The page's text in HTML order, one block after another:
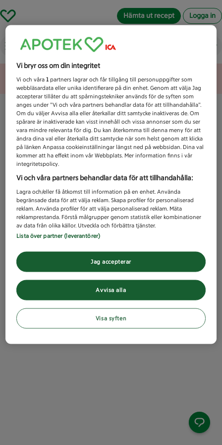
Hämta ut recept Logga in
Vad letar du efter idag?
Unknown error
Vi bryr oss om din integritet
Vi och våra1 partners lagrar och får tillgång till personuppgifter som
webbläsardata eller unika identifierare på din enhet. Genom att välja Jag
accepterar tillåter du att spårningstekniker används för de syften som
anges under ”Vi och våra partners behandlar data för att tillhandahålla”.
Om du väljer Avvisa alla eller återkallar ditt samtycke inaktiveras de. Om
spårare är inaktiverade kan visst innehåll och vissa annonser som du ser
vara mindre relevanta för dig. Du kan återkomma till denna meny för att
ändra dina val eller återkalla ditt samtycke när som helst genom att klicka
på länken Anpassa cookieinställningar längst ned på webbsidan. Dina val
kommer att ha effekt inom vår Webbplats. Mer information finns i vår
integritetspolicy.
Vi och våra partners behandlar data för att tillhandahålla:
Lagra och/eller få åtkomst till information på en enhet. Använda
begränsade data för att välja reklam. Skapa profiler för personaliserad
reklam. Använda profiler för att välja personaliserad reklam. Mäta
reklamprestanda. Förstå målgrupper genom statistik eller kombinationer
av data från olika källor. Utveckla och förbättra tjänster.
Lista över partner (leverantörer)
Avvisa alla
Jag accepterar
Visa syften